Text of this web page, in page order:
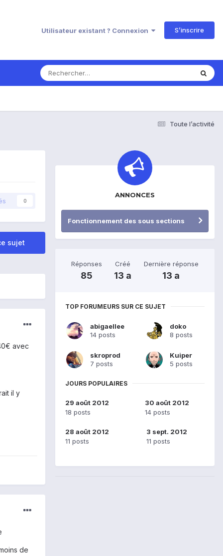
Utilisateur existant ? Connexion S’inscrire
Toute l’activité
0
sujet
avec
il y
de
ANNONCES
Fonctionnement des sous sections
Réponses
85
Créé
13 a
Dernière réponse
13 a
TOP FORUMEURS SUR CE SUJET
abigaellee
14 posts
doko
8 posts
skroprod
7 posts
Kuiper
5 posts
JOURS POPULAIRES
29 août 2012
18 posts
30 août 2012
14 posts
28 août 2012
11 posts
3 sept. 2012
11 posts